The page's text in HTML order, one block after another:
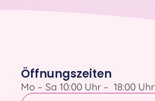
Öffnungszeiten
Mo – Sa 10:00 Uhr – 18:00 Uhr